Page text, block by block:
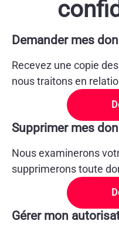
Demander mes
Recevez une copie
nous traitons en
Supprimer mes
Nous examinerons
supprimerons toute
Gérer mon